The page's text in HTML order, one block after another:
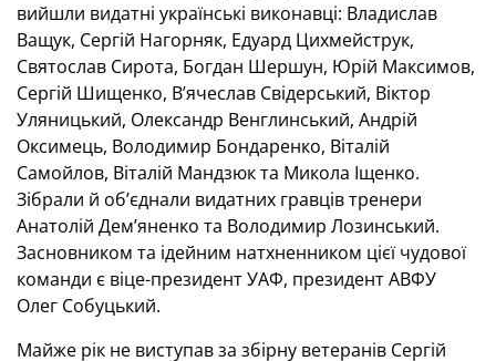
вийшли видатні українські виконавці: Владислав
Ващук, Сергій Нагорняк, Едуард Цихмейструк,
Святослав Сирота, Богдан Шершун, Юрій Максимов,
Сергій Шищенко, В’ячеслав Свідерський, Віктор
Уляницький, Олександр Венглинський, Андрій
Оксимець, Володимир Бондаренко, Віталій
Самойлов, Віталій Мандзюк та Микола Іщенко.
Зібрали й об’єднали видатних гравців тренери
Анатолій Дем’яненко та Володимир Лозинський.
Засновником та ідейним натхненником цієї чудової
команди є віце-президент УАФ, президент АВФУ
Олег Собуцький.
Майже рік не виступав за збірну ветеранів Сергій